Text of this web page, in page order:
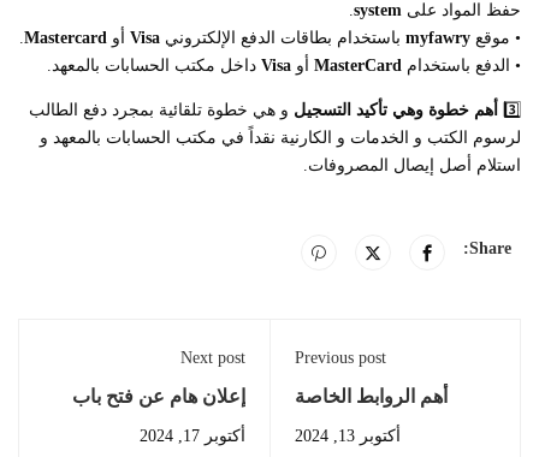
حفظ المواد على system
.
• موقع myfawry باستخدام بطاقات الدفع الإلكتروني Visa أو Mastercard
.
• الدفع باستخدام MasterCard أو Visa داخل مكتب الحسابات بالمعهد.
3️⃣ أهم خطوة وهي تأكيد التسجيل و هي خطوة تلقائية بمجرد دفع الطالب
لرسوم الكتب و الخدمات و الكارنية نقداً في مكتب الحسابات بالمعهد و
استلام أصل إيصال المصروفات.
Share:
Previous post
أهم الروابط الخاصة
بطلاب المعهد
أكتوبر 13, 2024
Next post
إعلان هام عن فتح باب
الحجز لاختبارات فريق
مسرح AMI
أكتوبر 17, 2024